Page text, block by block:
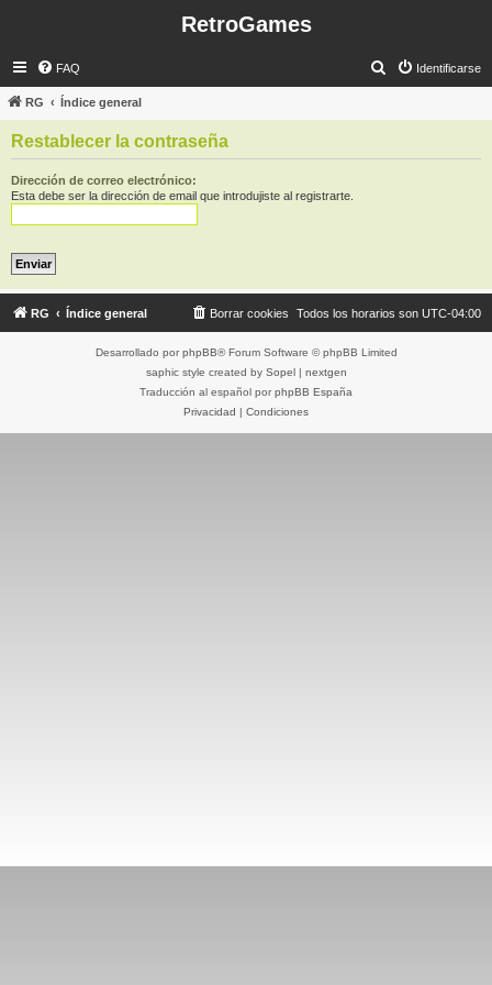
RetroGames
FAQ Identificarse
s
RG Índice general
Restablecer la contraseña
Dirección de correo electrónico:
Esta debe ser la dirección de email que introdujiste al registrarte.
RG Índice general Todos los horarios son UTC-04:00
Borrar cookies
Desarrollado por phpBB® Forum Software © phpBB Limited
saphic style created by Sopel| nextgen
Traducción al español por phpBB España
Privacidad | Condiciones